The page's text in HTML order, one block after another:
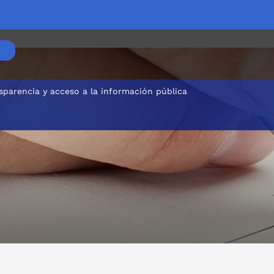
y acceso a la información pública